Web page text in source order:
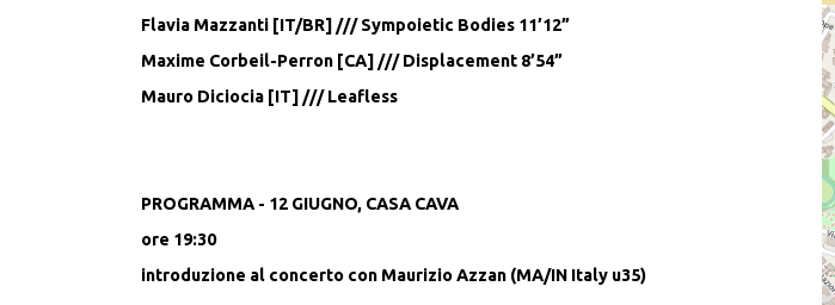
Flavia Mazzanti [IT/BR] /// Sympoietic Bodies 11’12”
Maxime Corbeil-Perron [CA] /// Displacement 8’54”
Mauro Diciocia [IT] /// Leafless
PROGRAMMA - 12 GIUGNO, CASA CAVA
ore 19:30
introduzione al concerto con Maurizio Azzan (MA/IN Italy u35)